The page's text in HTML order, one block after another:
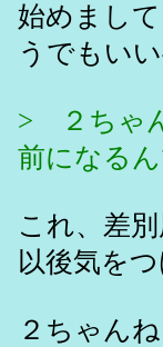
始めまし
うでもい
> ２ちゃ
前になるん
これ、差
以後気を
２ちゃん